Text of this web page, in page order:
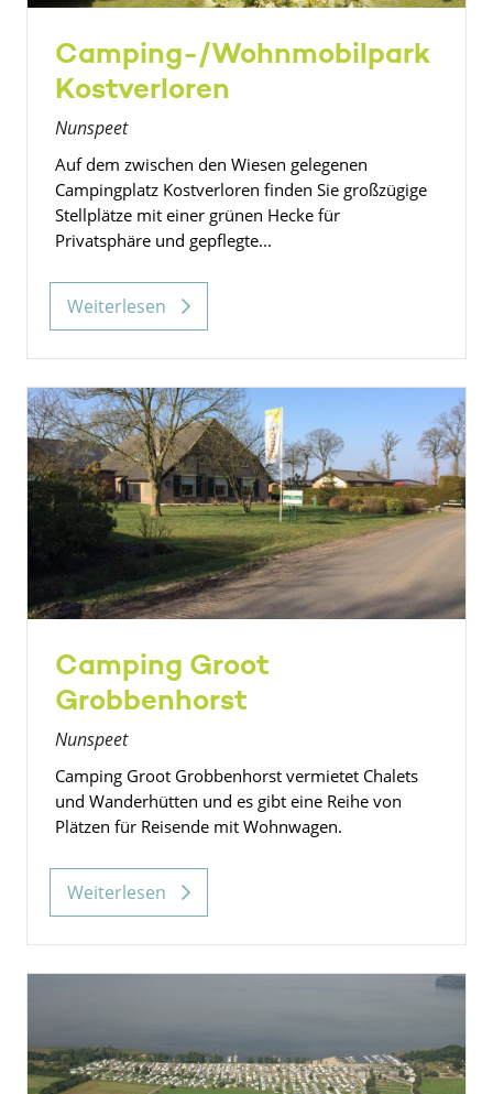
Camping-/Wohnmobilpark
Kostverloren
Nunspeet
Auf dem zwischen den Wiesen gelegenen
Campingplatz Kostverloren finden Sie großzügige
Stellplätze mit einer grünen Hecke für
Privatsphäre und gepflegte...
Weiterlesen
Camping Groot
Grobbenhorst
Nunspeet
Camping Groot Grobbenhorst vermietet Chalets
und Wanderhütten und es gibt eine Reihe von
Plätzen für Reisende mit Wohnwagen.
Weiterlesen